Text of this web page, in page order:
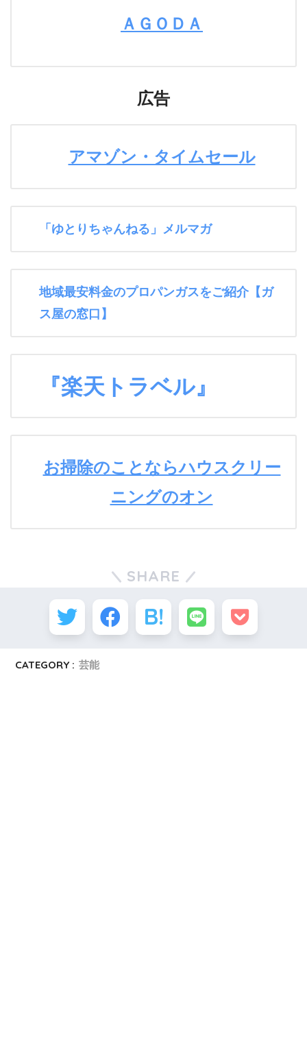
ＡＧＯＤＡ
広告
アマゾン・タイムセール
「ゆとりちゃんねる」メルマガ
地域最安料金のプロパンガスをご紹介【ガ
ス屋の窓口】
『楽天トラベル』
お掃除のことならハウスクリー
ニングのオン
SHARE
CATEGORY : 芸能